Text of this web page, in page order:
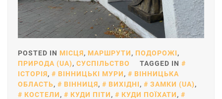
POSTED IN МІСЦЯ, МАРШРУТИ, ПОДОРОЖІ,
ПРИРОДА (UA), СУСПІЛЬСТВО
TAGGED IN
ІСТОРІЯ, ВІННИЦЬКІ МУРИ,
ВІННИЦЬКА
ОБЛАСТЬ, ВІННИЦЯ, ВИХІДНІ, ЗАМКИ (UA),
КОСТЕЛИ, КУДИ ПІТИ, КУДИ ПОЇХАТИ,